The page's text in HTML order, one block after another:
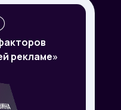
рекламе»